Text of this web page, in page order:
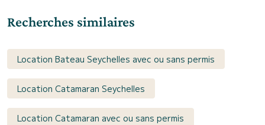
Recherches similaires
Location Bateau Seychelles avec ou sans permis
Location Catamaran Seychelles
Location Catamaran avec ou sans permis